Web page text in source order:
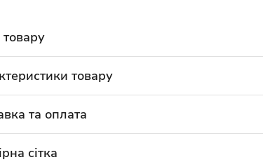
товару
та оплата
сітка